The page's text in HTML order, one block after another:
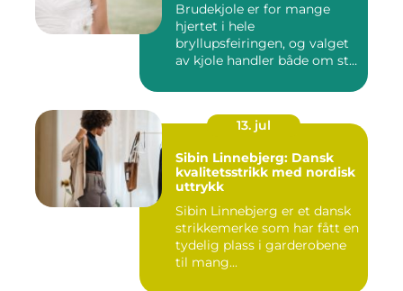
Brudekjole er for mange
hjertet i hele
bryllupsfeiringen, og valget
av kjole handler både om stil,
13. jul
Sibin Linnebjerg: Dansk
kvalitetsstrikk med nordisk
uttrykk
Sibin Linnebjerg er et dansk
strikkemerke som har fått en
tydelig plass i garderobene
til mang...